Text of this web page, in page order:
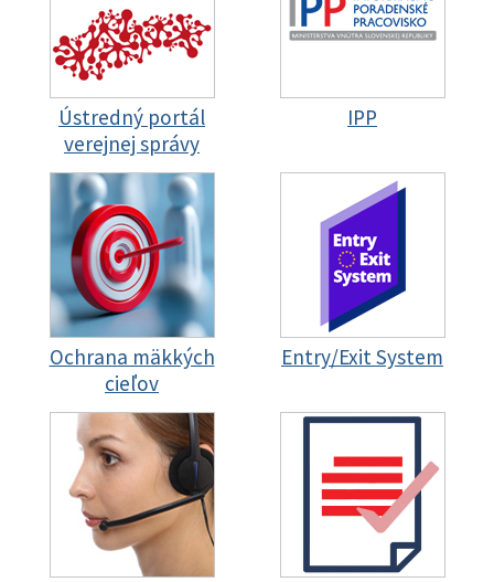
Ústredný portál
verejnej správy
IPP
Ochrana mäkkých
cieľov
Entry/Exit System